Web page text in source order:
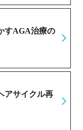
すAGA治療の
アサイクル再